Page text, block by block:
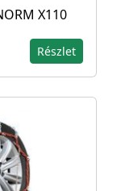
X110
Részlet